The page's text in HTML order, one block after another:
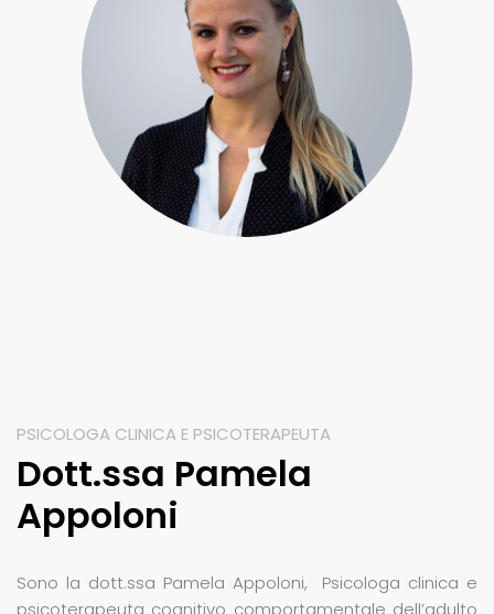
PSICOLOGA CLINICA E PSICOTERAPEUTA
Dott.ssa Pamela
Appoloni
Sono la dott.ssa Pamela Appoloni, Psicologa clinica e